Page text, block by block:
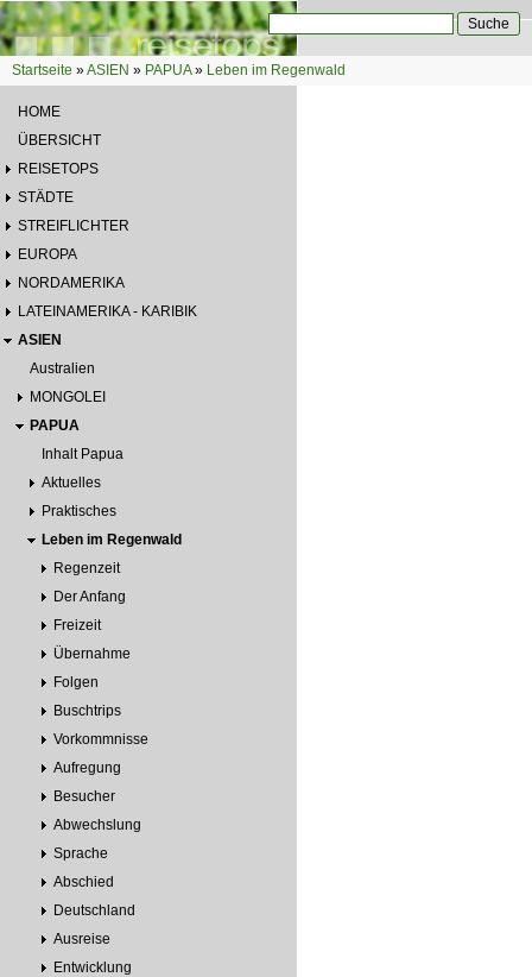
Direkt zum Inhalt
Suchformular
Sie sind hier
Startseite »ASIEN » PAPUA» Leben im Regenwald
HOME
ÜBERSICHT
REISETOPS
STÄDTE
STREIFLICHTER
EUROPA
NORDAMERIKA
LATEINAMERIKA - KARIBIK
ASIEN
Australien
MONGOLEI
PAPUA
Inhalt Papua
Aktuelles
Praktisches
Leben im Regenwald
Regenzeit
Der Anfang
Freizeit
Übernahme
Folgen
Buschtrips
Vorkommnisse
Aufregung
Besucher
Abwechslung
Sprache
Abschied
Deutschland
Ausreise
Entwicklung